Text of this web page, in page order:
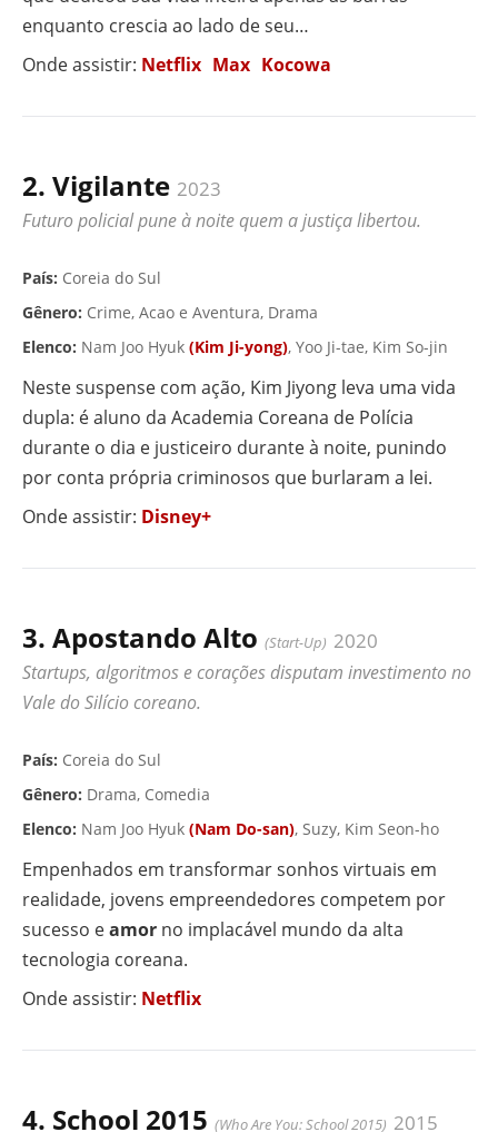
enquanto crescia ao lado de seu…
Onde assistir: Netflix Max Kocowa
2. Vigilante 2023
Futuro policial pune à noite quem a justiça libertou.▶ VÍDEO
País: Coreia do Sul
Gênero: Crime, Acao e Aventura, Drama
Elenco: Nam Joo Hyuk (Kim Ji-yong), Yoo Ji-tae, Kim So-jin
Neste suspense com ação, Kim Jiyong leva uma vida
dupla: é aluno da Academia Coreana de Polícia
durante o dia e justiceiro durante à noite, punindo
por conta própria criminosos que burlaram a lei.
Onde assistir: Disney+
3. Apostando Alto (Start-Up) 2020
Startups, algoritmos e corações disputam investimento no
Vale do Silício coreano.
País: Coreia do Sul
Gênero: Drama, Comedia
Elenco: Nam Joo Hyuk (Nam Do-san), Suzy, Kim Seon-ho
Empenhados em transformar sonhos virtuais em
realidade, jovens empreendedores competem por
sucesso eamor no implacável mundo da alta
tecnologia coreana.
Onde assistir: Netflix
4. School 2015 (Who Are You: School 2015) 2015